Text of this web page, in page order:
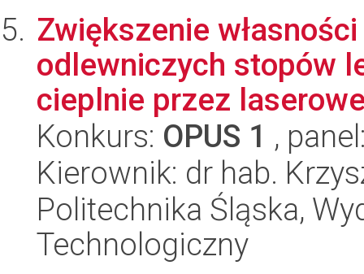
Zwiększenie
odlewniczych stopów
cieplnie przez
Konkurs: OPUS 1 ,
Kierownik: dr hab.
Politechnika Śląska,
Technologiczny